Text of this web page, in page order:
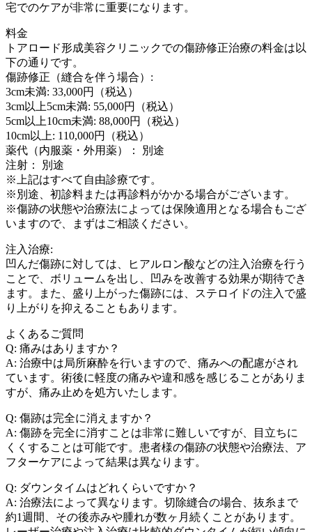
宅でのケアが非常に重要になります。
料金
トアロード形成美容クリニックでの傷跡修正治療の料金は以
下の通りです。
傷跡修正（縫合を伴う場合）:
3cm未満: 33,000円（税込）
3cm以上5cm未満: 55,000円（税込）
5cm以上10cm未満: 88,000円（税込）
10cm以上: 110,000円（税込）
薬代（内服薬・外用薬）： 別途
注射： 別途
※上記はすべて自由診療です。
※別途、初診料または再診料がかかる場合がございます。
※傷跡の状態や治療法によっては保険適用となる場合もござ
いますので、まずはご相談ください。
注入治療:
凹んだ傷跡に対しては、ヒアルロン酸などの注入治療を行う
ことで、ボリュームを出し、凹みを改善する効果が期待でき
ます。また、盛り上がった傷跡には、ステロイドの注入で盛
り上がりを抑えることもあります。
よくあるご質問
Q: 痛みはありますか？
A: 治療中は局所麻酔を行いますので、痛みへの配慮がされ
ています。術後に軽度の痛みや違和感を感じることがありま
すが、痛み止めを処方いたします。
Q: 傷跡は完全に消えますか？
A: 傷跡を完全に消すことは非常に難しいですが、目立ちに
くくすることは可能です。患者様の傷跡の状態や治療法、ア
フターケアによって結果は異なります。
Q: ダウンタイムはどれくらいですか？
A: 治療法によって異なります。切除縫合の場合、抜糸まで
約1週間、その後赤みや腫れが数ヶ月続くことがあります。